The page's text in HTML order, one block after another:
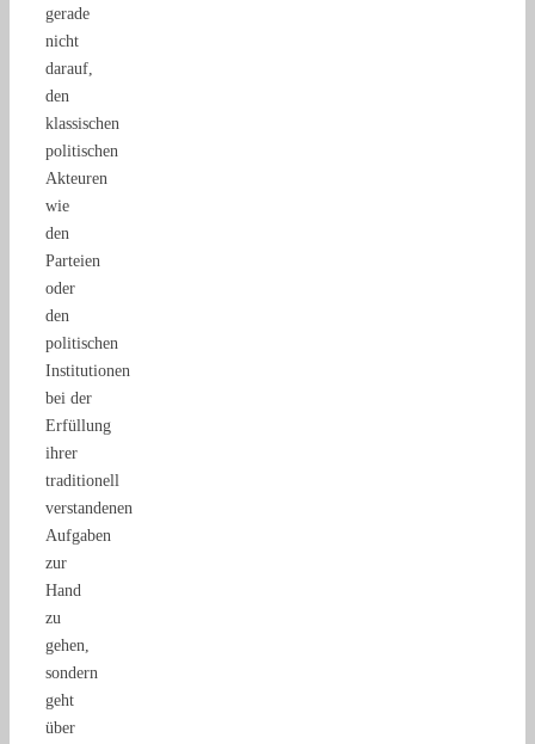
gerade
nicht
darauf,
den
klassischen
politischen
Akteuren
wie
den
Parteien
oder
den
politischen
Institutionen
bei der
Erfüllung
ihrer
traditionell
verstandenen
Aufgaben
zur
Hand
zu
gehen,
sondern
geht
über